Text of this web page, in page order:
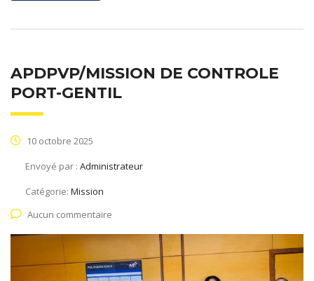
APDPVP/MISSION DE CONTROLE
PORT-GENTIL
10 octobre 2025
Envoyé par : Administrateur
Catégorie: Mission
Aucun commentaire